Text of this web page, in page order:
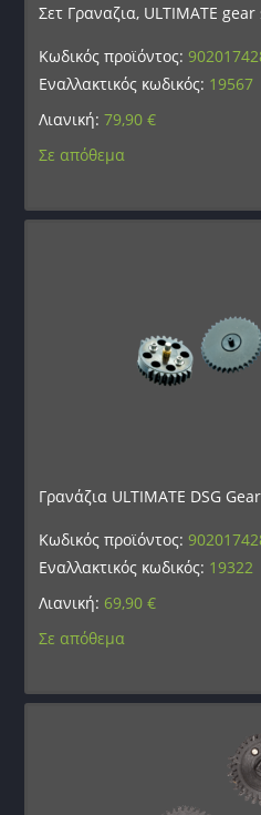
Σετ Γραναζια, ULTIMATE gear
Κωδικός προϊόντος:
Εναλλακτικός κωδικός: 19567
Λιανική:79,90€
Σε απόθεμα
Γρανάζια ULTIMATE DSG
Κωδικός προϊόντος:
Εναλλακτικός κωδικός: 19322
Λιανική: 69,90€
Σε απόθεμα